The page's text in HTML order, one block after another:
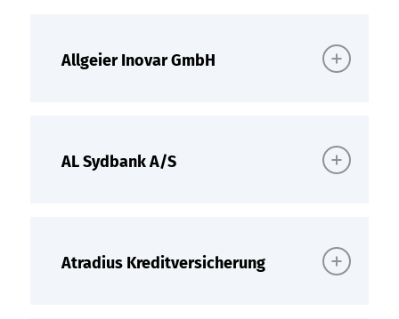
Allgeier Inovar GmbH
AL Sydbank A/S
Atradius Kreditversicherung